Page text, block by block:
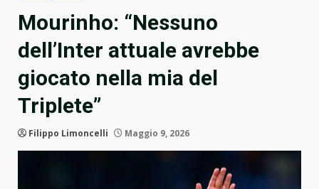
Mourinho: “Nessuno
dell’Inter attuale avrebbe
giocato nella mia del
Triplete”
Filippo Limoncelli Maggio 9, 2026